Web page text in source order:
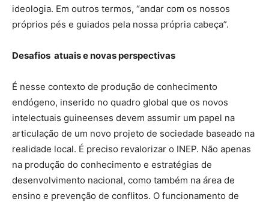
ideologia. Em outros termos, “andar com os nossos
próprios pés e guiados pela nossa própria cabeça”.
Desafios atuais e novas perspectivas
É nesse contexto de produção de conhecimento
endógeno, inserido no quadro global que os novos
intelectuais guineenses devem assumir um papel na
articulação de um novo projeto de sociedade baseado na
realidade local. É preciso revalorizar o INEP. Não apenas
na produção do conhecimento e estratégias de
desenvolvimento nacional, como também na área de
ensino e prevenção de conflitos. O funcionamento de